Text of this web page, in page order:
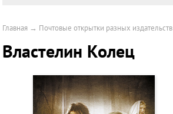
Главная → Почтовые открытки разных издательств
Властелин Колец